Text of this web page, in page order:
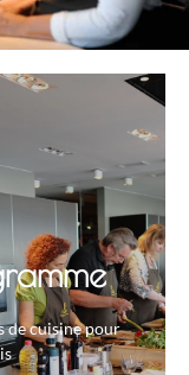
de cuisine pour